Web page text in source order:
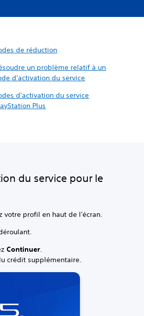
de réduction
un problème relatif à un
d'activation du service
d'activation du service
Plus
du service pour le
votre profil en haut de l'écran.
Continuer.
crédit supplémentaire.